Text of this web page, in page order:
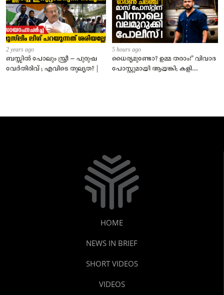
2 years ago
ബസ്സിൽ പോലും സ്ത്രീ – പുരുഷ
വേർതിരിവ് ; എവിടെ തുല്യത? |
5 hours ago
ധൈര്യമുണ്ടോ? ഉമ്മ തരാം!” വിവാദ
പോസ്റ്റുമായി ആയങ്കി; കളി
HOME
NEWS IN BRIEF
SHORT VIDEOS
VIDEOS